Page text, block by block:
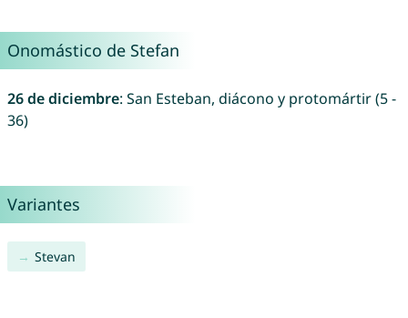
Onomástico de Stefan
26 de diciembre: San Esteban, diácono y protomártir (5 -
36)
Variantes
Stevan